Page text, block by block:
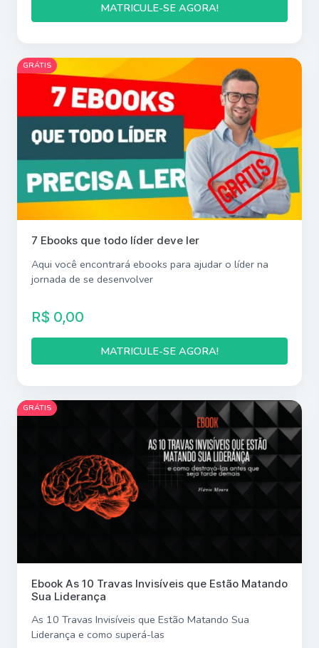
MATRICULE-SE AGORA!
GRÁTIS
7 Ebooks que todo líder deve ler
Aqui você encontrará ebooks para ajudar o líder na
jornada de se desenvolver
R$ 0,00
MATRICULE-SE AGORA!
GRÁTIS
Ebook As 10 Travas Invisíveis que Estão Matando
Sua Liderança
As 10 Travas Invisíveis que Estão Matando Sua
Liderança e como superá-las